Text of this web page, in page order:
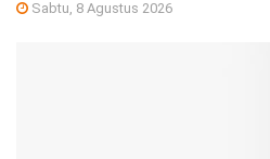
Sabtu, 8 Agustus 2026